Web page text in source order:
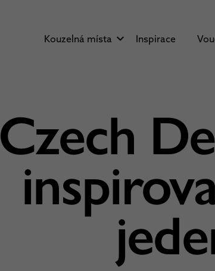
Kouzelná místa Inspirace
Czech